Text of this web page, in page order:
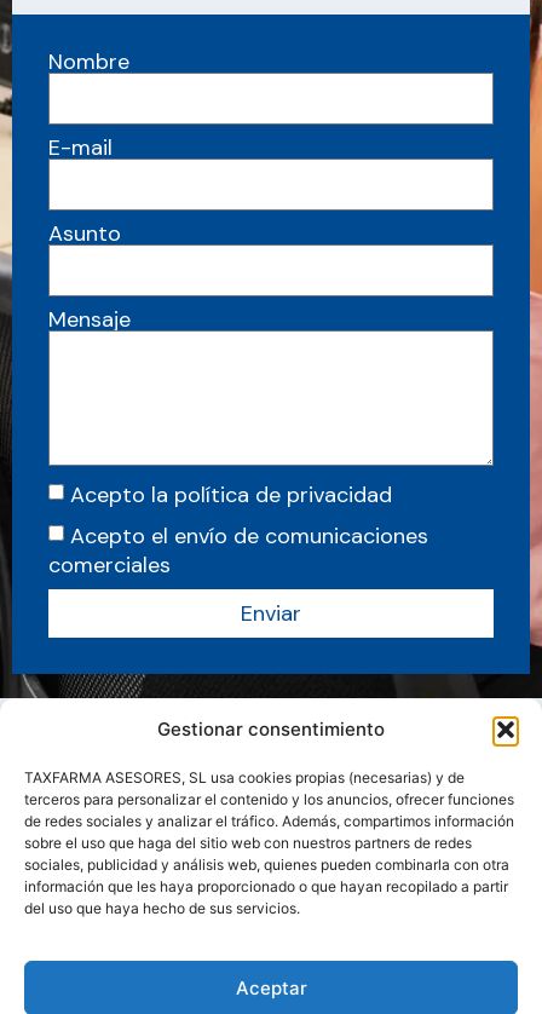
Gestionar consentimiento
TAXFARMA ASESORES, SL usa cookies propias (necesarias) y de
terceros para personalizar el contenido y los anuncios, ofrecer funciones
de redes sociales y analizar el tráfico. Además, compartimos información
sobre el uso que haga del sitio web con nuestros partners de redes
sociales, publicidad y análisis web, quienes pueden combinarla con otra
información que les haya proporcionado o que hayan recopilado a partir
del uso que haya hecho de sus servicios.
Aceptar
Nombre
E-mail
Asunto
Mensaje
Acepto la política de privacidad
Acepto el envío de comunicaciones
comerciales
Enviar
Sobre nosotros